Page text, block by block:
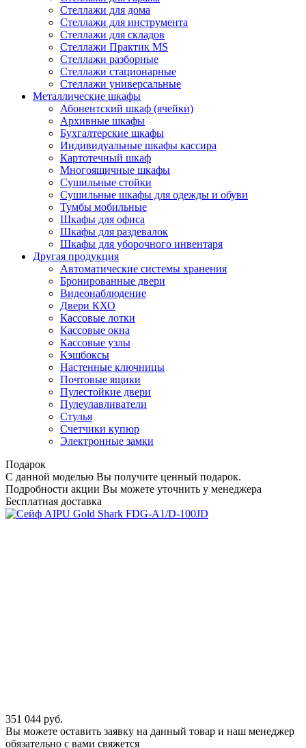
Стеллажи для дома
Стеллажи для инструмента
Стеллажи для складов
Стеллажи Практик MS
Стеллажи разборные
Стеллажи стационарные
Стеллажи универсальные
Металлические шкафы
Абонентский шкаф (ячейки)
Архивные шкафы
Бухгалтерские шкафы
Индивидуальные шкафы кассира
Картотечный шкаф
Многоящичные шкафы
Сушильные стойки
Сушильные шкафы для одежды и обуви
Тумбы мобильные
Шкафы для офиса
Шкафы для раздевалок
Шкафы для уборочного инвентаря
Другая продукция
Автоматические системы хранения
Бронированные двери
Видеонаблюдение
Двери КХО
Кассовые лотки
Кассовые окна
Кассовые узлы
Кэшбоксы
Настенные ключницы
Почтовые ящики
Пулестойкие двери
Пулеулавливатели
Стулья
Счетчики купюр
Электронные замки
Подарок
С данной моделью Вы получите ценный подарок.
Подробности акции Вы можете уточнить у менеджера
Бесплатная доставка
351 044 руб.
Вы можете оставить заявку на данный товар и наш менеджер
обязательно с вами свяжется